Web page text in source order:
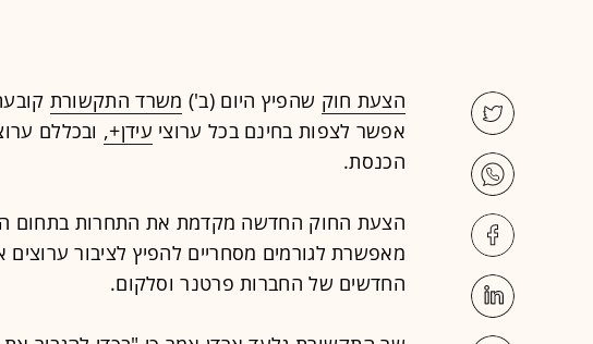
הצעת חוק שהפיץ היום (ב') משרד התקשורת
אפשר לצפות בחינם בכל ערוצי עידן+, ובכ
הכנסת.
הצעת החוק החדשה מקדמת את התחרות בתחום ה
מאפשרת לגורמים מסחריים להפיץ לציבור ערוצים
החדשים של החברות פרטנר וסלקום.